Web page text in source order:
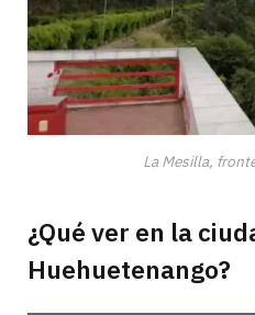
La Mesilla,
¿Qué ver en la
Huehuetenango?